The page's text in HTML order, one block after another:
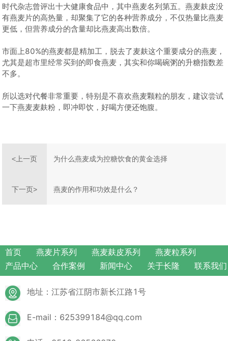
时代杂志曾评出十大健康食品中，其中燕麦名列第五。燕麦麸皮没
有燕麦片的高热量，却聚集了它的各种营养成分，不仅热量比燕麦
更低，但营养成分的含量却比燕麦高出数倍。
市面上80%的燕麦都是精加工，脱去了麦麸这个重要成分的燕麦，
尤其是超市里经常买到的即食燕麦，其实和你喝碗粥的升糖指数差
不多。
所以选对代餐非常重要，特别是不喜欢燕麦颗粒的朋友，建议尝试
一下燕麦麦麸粉，即冲即饮，好喝方便还饱腹。
<上一页 为什么燕麦成为控糖饮食的黄金选择
下一页> 燕麦的作用和功效是什么？
首页 燕麦片系列 燕麦麸皮系列
燕麦粒系列
产品中心
合作案例 新闻中心 关于长隆 联系我们
地址：江苏省江阴市新长江路1号
E-mail：625399184@qq.com